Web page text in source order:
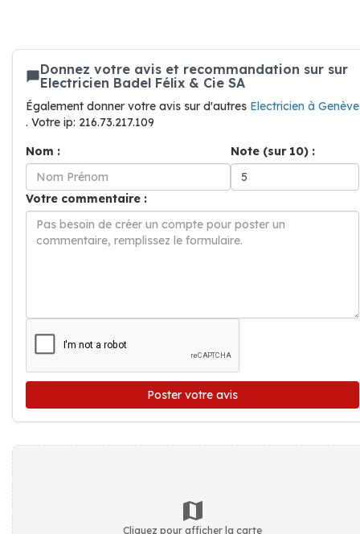
Donnez votre avis et recommandation sur sur
Electricien Badel Félix & Cie SA
Également donner votre avis sur d'autres Electricien à Genève
. Votre ip: 216.73.217.109
Nom :
Note (sur 10) :
Votre commentaire :
Poster votre avis
Cliquez pour afficher la carte